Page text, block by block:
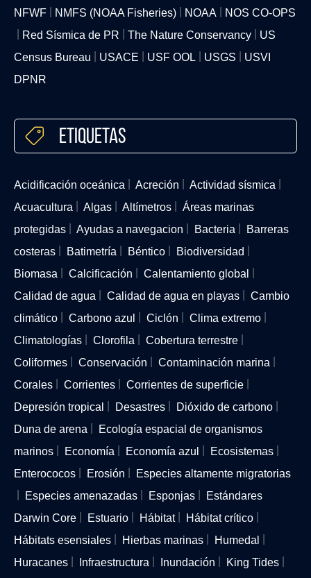
NFWF NMFS (NOAA Fisheries) NOAA
NOS CO-OPS
Red Sísmica de PR
The Nature Conservancy
US
Census Bureau
USACE USF OOL USGS
USVI
DPNR
Etiquetas
Acidificación oceánica Acreción
Actividad sísmica
Acuacultura
Algas Altímetros
Áreas marinas
protegidas
Ayudas a navegacion Bacteria
Barreras
costeras
Batimetría Béntico
Biodiversidad
Biomasa
Calcificación
Calentamiento global
Calidad de agua
Calidad de agua en playas
Cambio
climático
Carbono azul Ciclón
Clima extremo
Climatologías
Clorofila
Cobertura terrestre
Coliformes
Conservación
Contaminación marina
Corales
Corrientes
Corrientes de superficie
Depresión tropical
Desastres
Dióxido de carbono
Duna de arena
Ecología espacial de organismos
marinos
Economía Economía azul
Ecosistemas
Enterococos
Erosión
Especies altamente migratorias
Especies amenazadas
Esponjas
Estándares
Darwin Core
Estuario Hábitat
Hábitat crítico
Hábitats esensiales
Hierbas marinas
Humedal
Huracanes
Infraestructura Inundación
King Tides